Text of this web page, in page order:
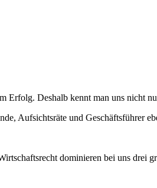
Erfolg. Deshalb kennt man uns nicht
Aufsichtsräte und Geschäftsführer
dominieren bei uns drei